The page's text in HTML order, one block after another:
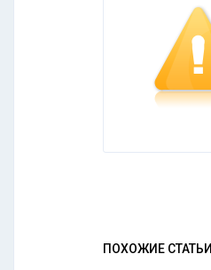
ПОХОЖИЕ СТАТЬИ